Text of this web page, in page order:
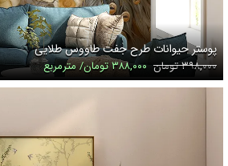
پوستر حیوانات طرح جفت طاووس طلایی
۳۹۸,۰۰۰ تومان
۳۸۸,۰۰۰ تومان/ مترمربع